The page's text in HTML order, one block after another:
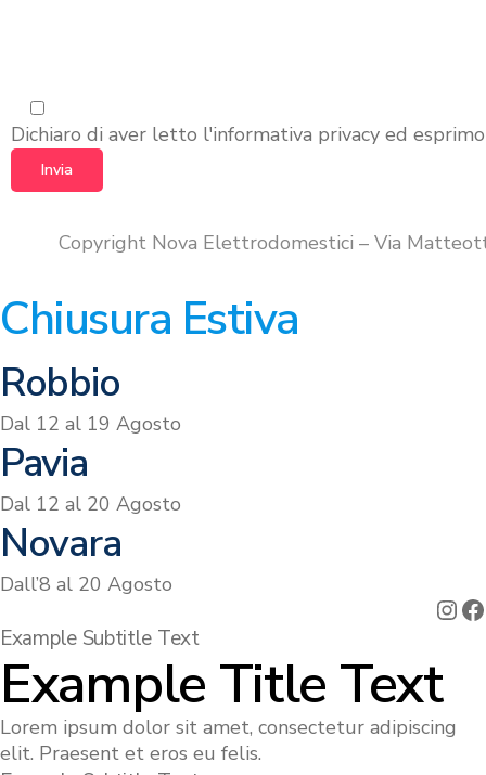
Dichiaro di aver letto l'informativa privacy ed
Copyright Nova Elettrodomestici – Via
Chiusura Estiva
Robbio
Dal 12 al 19 Agosto
Pavia
Dal 12 al 20 Agosto
Novara
Dall’8 al 20 Agosto
Example Subtitle Text
Example Title Text
Lorem ipsum dolor sit amet, consectetur adipiscing
elit. Praesent et eros eu felis.